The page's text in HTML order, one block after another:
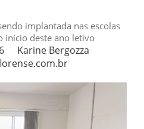
implantada nas escolas
início deste ano letivo
Karine Bergozza